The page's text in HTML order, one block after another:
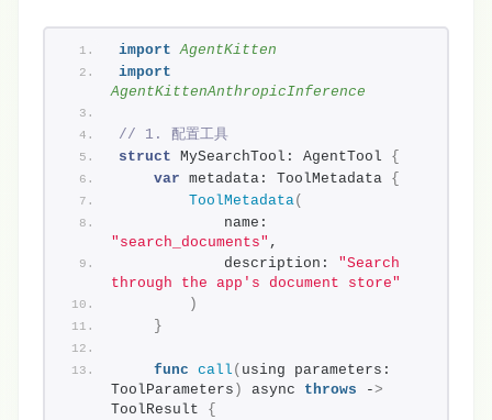
import AgentKitten
AgentKittenAnthropicInference
// 1. 配置工具
struct MySearchTool: AgentTool {
var metadata: ToolMetadata {
ToolMetadata(
"search_documents" ,
            description:
"Search
through the app's document store"
)
}
func call ( using parameters:
ToolParameters ) async throws ->
ToolResult {